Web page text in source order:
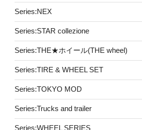
Series:NEX
Series:STAR collezione
Series:THE★ホイール(THE wheel)
Series:TIRE & WHEEL SET
Series:TOKYO MOD
Series:Trucks and trailer
Series:WHEEL SERIES